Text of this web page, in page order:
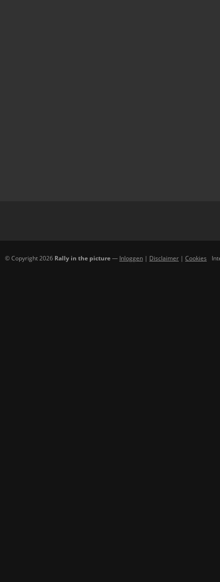
© Copyright 2026 Rally in the picture— Inloggen | Disclaimer | Cookies